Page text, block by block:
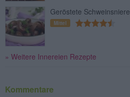
Geröstete Schweinsniere
Mittel
» Weitere Innereien Rezepte
Kommentare